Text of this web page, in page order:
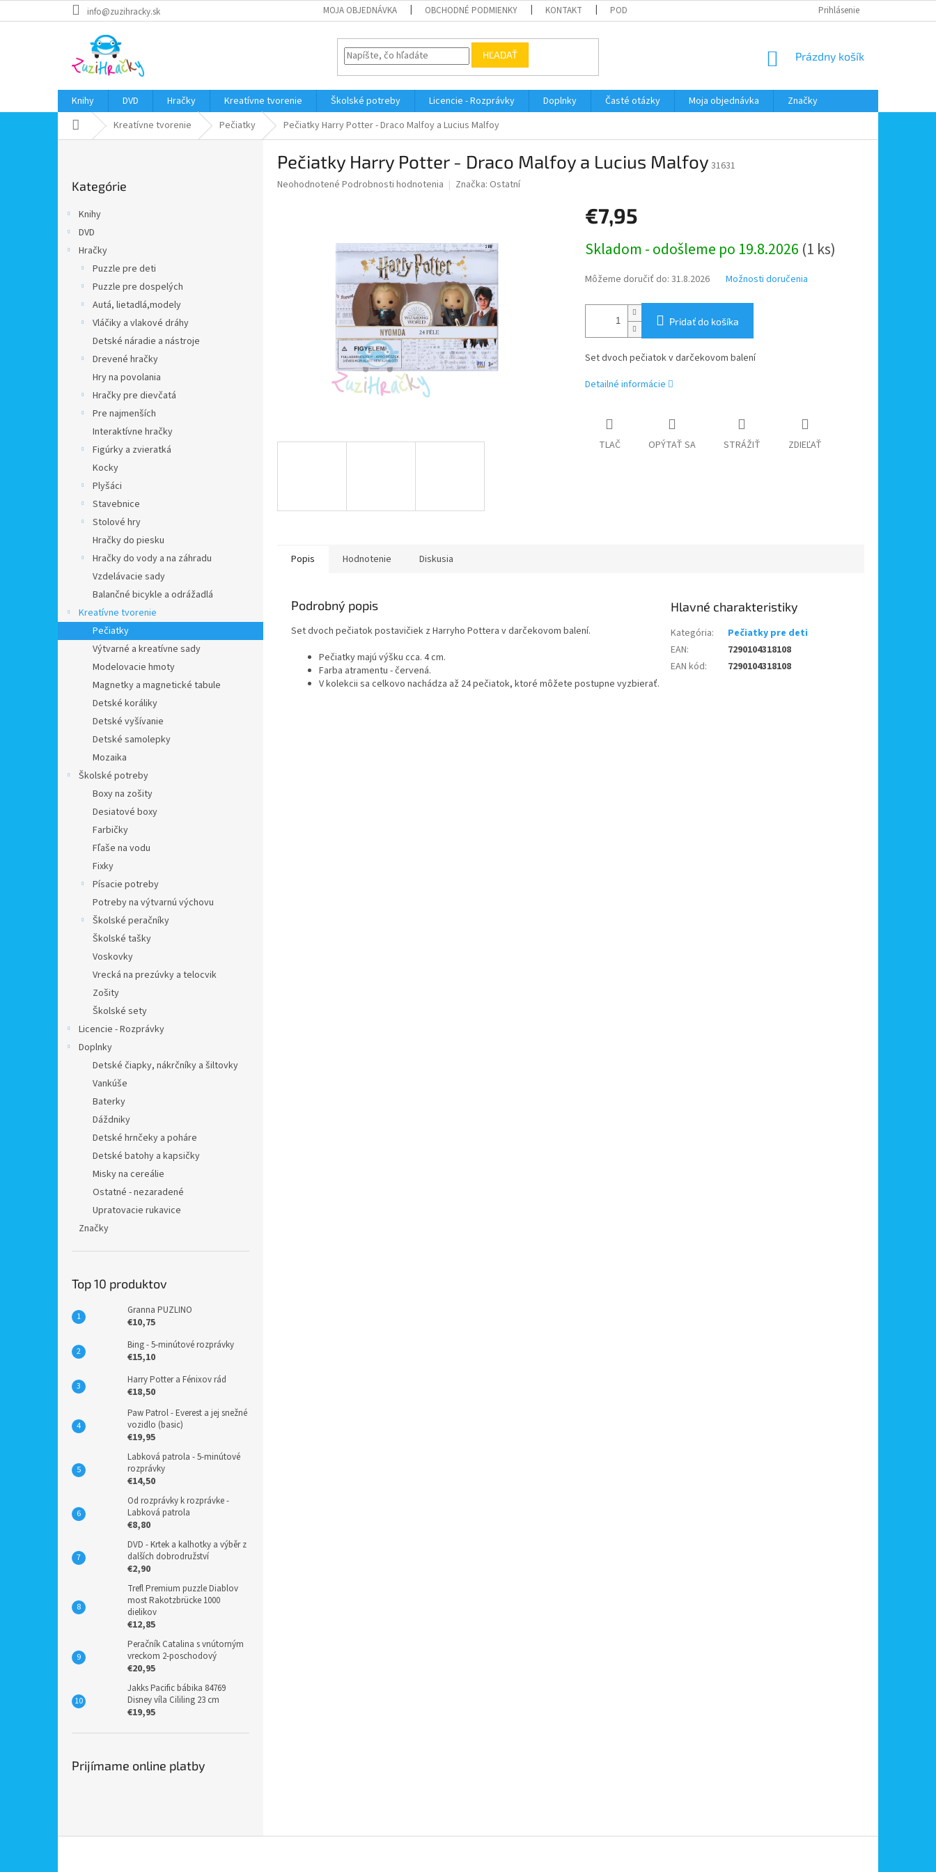
na
info@zuzihracky.sk MOJA OBJEDNÁVKA OBCHODNÉ PODMIENKY KONTAKT PODMIENKY OOÚ ODSTÚPENIE OD ZMLUVY
Prihlásenie
HĽADAŤ
NÁKUPNÝ
Prázdny košík
Knihy DVD Hračky Kreatívne tvorenie Školské potreby Licencie - Rozprávky Doplnky Časté otázky Moja objednávka
Značky
DomovKreatívne tvorenie Pečiatky Pečiatky Harry Potter - Draco Malfoy a Lucius Malfoy
kategórie
Kategórie
Knihy
DVD
Hračky
Puzzle pre deti
Puzzle pre dospelých
Autá, lietadlá,modely
Vláčiky a vlakové dráhy
Detské náradie a nástroje
Drevené hračky
Hry na povolania
Hračky pre dievčatá
Pre najmenších
Interaktívne hračky
Figúrky a zvieratká
Kocky
Plyšáci
Stavebnice
Stolové hry
Hračky do piesku
Hračky do vody a na záhradu
Vzdelávacie sady
Balančné bicykle a odrážadlá
Kreatívne tvorenie
Pečiatky
Výtvarné a kreatívne sady
Modelovacie hmoty
Magnetky a magnetické tabule
Detské koráliky
Detské vyšívanie
Detské samolepky
Mozaika
Školské potreby
Boxy na zošity
Desiatové boxy
Farbičky
Fľaše na vodu
Fixky
Písacie potreby
Potreby na výtvarnú výchovu
Školské peračníky
Školské tašky
Voskovky
Vrecká na prezúvky a telocvik
Zošity
Školské sety
Licencie - Rozprávky
Doplnky
Detské čiapky, nákrčníky a šiltovky
Vankúše
Baterky
Dáždniky
Detské hrnčeky a poháre
Detské batohy a kapsičky
Misky na cereálie
Ostatné - nezaradené
Upratovacie rukavice
Značky
Top 10 produktov
Granna PUZLINO
€10,75
Bing - 5-minútové rozprávky
€15,10
Harry Potter a Fénixov rád
€18,50
Paw Patrol - Everest a jej snežné
vozidlo (basic)
€19,95
Labková patrola - 5-minútové
rozprávky
€14,50
Od rozprávky k rozprávke -
Labková patrola
€8,80
DVD - Krtek a kalhotky a výběr z
dalších dobrodružství
€2,90
Trefl Premium puzzle Diablov
most Rakotzbrücke 1000
dielikov
€12,85
Peračník Catalina s vnútorným
vreckom 2-poschodový
€20,95
Jakks Pacific bábika 84769
Disney víla Cililing 23 cm
€19,95
Prijímame online platby
Pečiatky Harry Potter - Draco Malfoy a Lucius Malfoy 31631
Priemerné
Neohodnotené Podrobnosti hodnotenia Značka: Ostatní
€7,95
cena:
Skladom - odošleme po 19.8.2026 (1 ks)
Môžeme doručiť do: 31.8.2026 Možnosti doručenia
Pridať do košíka
Set dvoch pečiatok v darčekovom balení
Detailné informácie
TLAČ OPÝTAŤ SA STRÁŽIŤ ZDIEĽAŤ
Popis Hodnotenie Diskusia
Podrobný popis
Set dvoch pečiatok postavičiek z Harryho Pottera v darčekovom balení.
Pečiatky majú výšku cca. 4 cm.
Farba atramentu - červená.
V kolekcii sa celkovo nachádza až 24 pečiatok, ktoré môžete postupne vyzbierať.
Kategória:
Pečiatky pre deti
EAN:
7290104318108
EAN kód: 7290104318108